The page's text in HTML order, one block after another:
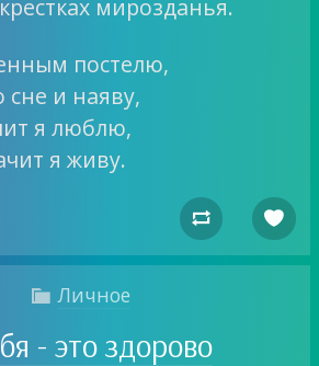
мирозданья.
постелю,
сне и наяву,
я люблю,
я живу.
 
 Личное
- это здорово